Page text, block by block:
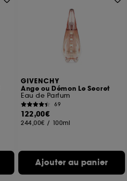
GIVENCHY
Ange ou Démon Le Secret
Eau de Parfum
69
122,00€
244,00€ / 100ml
Ajouter au panier